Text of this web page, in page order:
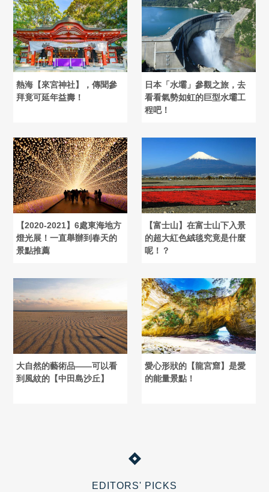
熱海【來宮神社】，傳聞參
拜竟可延年益壽！
日本「水壩」參觀之旅，去
看看氣勢如虹的巨型水壩工
程吧！
【2020-2021】6處東海地方
燈光展！一直舉辦到春天的
景點推薦
【富士山】在富士山下入景
的超大紅色絨毯究竟是什麼
呢！？
大自然的藝術品――可以看
到風紋的【中田島沙丘】
愛心形狀的【龍宮窟】是愛
的能量景點！
EDITORS' PICKS